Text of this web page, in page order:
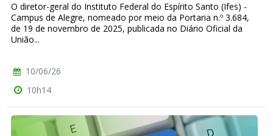
O diretor-geral do Instituto Federal do Espírito Santo (Ifes) -
Campus de Alegre, nomeado por meio da Portaria n.º 3.684,
de 19 de novembro de 2025, publicada no Diário Oficial da
União...
10/06/26
10h14